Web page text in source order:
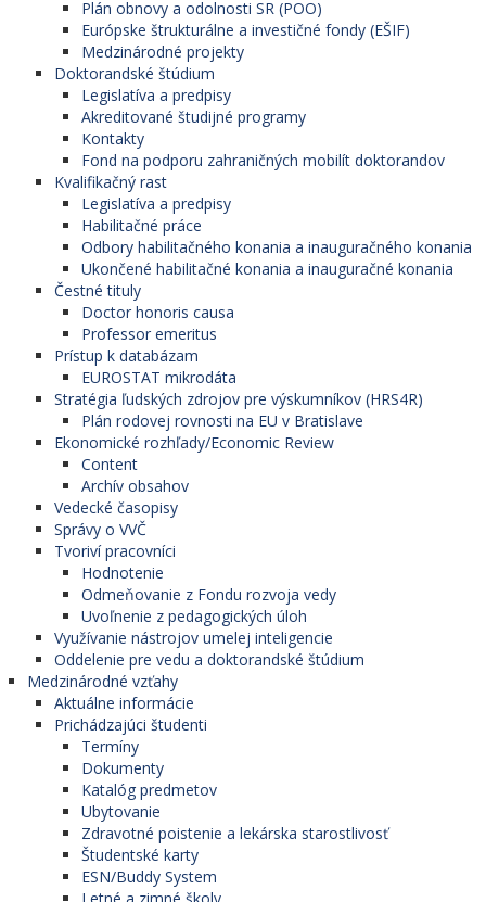
Plán obnovy a odolnosti SR (POO)
Európske štrukturálne a investičné fondy (EŠIF)
Medzinárodné projekty
Doktorandské štúdium
Legislatíva a predpisy
Akreditované študijné programy
Kontakty
Fond na podporu zahraničných mobilít doktorandov
Kvalifikačný rast
Legislatíva a predpisy
Habilitačné práce
Odbory habilitačného konania a inauguračného konania
Ukončené habilitačné konania a inauguračné konania
Čestné tituly
Doctor honoris causa
Professor emeritus
Prístup k databázam
EUROSTAT mikrodáta
Stratégia ľudských zdrojov pre výskumníkov (HRS4R)
Plán rodovej rovnosti na EU v Bratislave
Ekonomické rozhľady/Economic Review
Content
Archív obsahov
Vedecké časopisy
Správy o VVČ
Tvoriví pracovníci
Hodnotenie
Odmeňovanie z Fondu rozvoja vedy
Uvoľnenie z pedagogických úloh
Využívanie nástrojov umelej inteligencie
Oddelenie pre vedu a doktorandské štúdium
Medzinárodné vzťahy
Aktuálne informácie
Prichádzajúci študenti
Termíny
Dokumenty
Katalóg predmetov
Ubytovanie
Zdravotné poistenie a lekárska starostlivosť
Študentské karty
ESN/Buddy System